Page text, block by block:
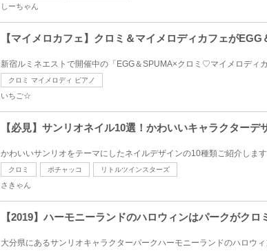
しーちゃん
【マイメロカフェ】クロミ＆マイメロディカフェが
新宿ルミネエストで開催中の「EGG＆SPUMA×クロミ♡マイメロディ
クロミ マイメロディ ピアノ
いちご☆
【必見】サンリオネイル10選！かわいいキャラクターデ
かわいいサンリオをテーマにしたネイルデザインの10種類ご紹介しま
クロミ ポチャッコ リトルツインスターズ
さきゃん
【2019】ハーモニーランドのハロウィンはパークがク
大分県にあるサンリオキャラクターパークハーモニーランドのハロウ